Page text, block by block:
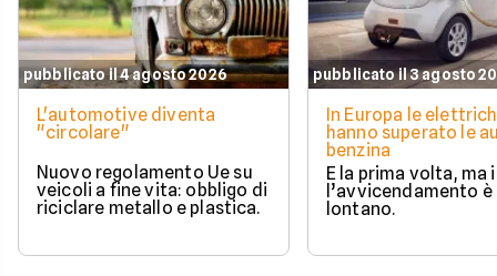
pubblicato il 4 agosto 2026
L'automotive diventa
"circolare"
Nuovo regolamento Ue su
veicoli a fine vita: obbligo di
riciclare metallo e plastica.
pubblicato il 3 agosto
In Europa le
hanno superato le
benzina
È la prima volta, ma
l’avvicendamento
lontano.